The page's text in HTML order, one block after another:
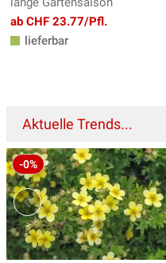
ab CHF 23.77/Pfl.
lieferbar
Aktuelle Trends...
-0%